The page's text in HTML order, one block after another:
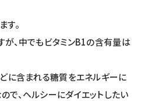
す。
、中でもビタミンB1の含有量は
に含まれる糖質をエネルギーに
、ヘルシーにダイエットしたい